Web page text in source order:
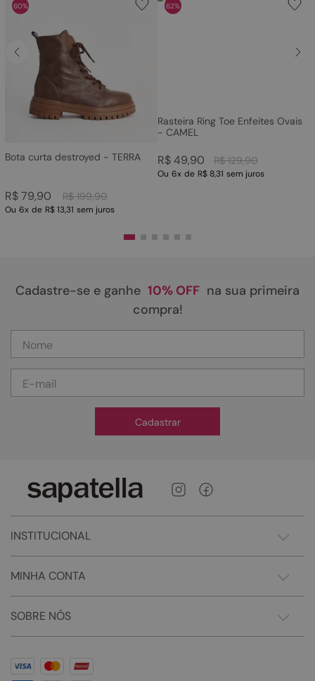
60%
Bota curta destroyed - TERRA
R$ 199,90
R$79,90
Ou 6x de R$ 13,31 sem juros
62%
Rasteira Ring Toe Enfeites Ovais
- CAMEL
R$ 129,90
R$49,90
Ou 6x de R$ 8,31 sem juros
Cadastre-se e ganhe 10% OFF na sua primeira
compra!
Cadastrar
INSTITUCIONAL
MINHA CONTA
SOBRE NÓS